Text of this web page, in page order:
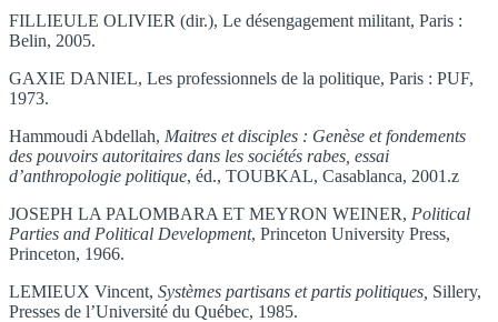
FILLIEULE OLIVIER (dir.), Le désengagement militant, Paris :
Belin, 2005.
GAXIE DANIEL, Les professionnels de la politique, Paris : PUF,
1973.
Hammoudi Abdellah, Maitres et disciples : Genèse et fondements
des pouvoirs autoritaires dans les sociétés rabes, essai
d’anthropologie politique, éd., TOUBKAL, Casablanca, 2001.z
JOSEPH LA PALOMBARA ET MEYRON WEINER, Political
Parties and Political Development, Princeton University Press,
Princeton, 1966.
LEMIEUX Vincent, Systèmes partisans et partis politiques, Sillery,
Presses de l’Université du Québec, 1985.